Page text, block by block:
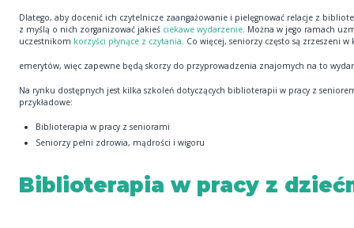
Dlatego, aby docenić ich czytelnicze zaangażowanie i pielęgnować relacje z
z myślą o nich zorganizować jakieś ciekawe wydarzenie. Można w jego ramach
uczestnikom korzyści płynące z czytania. Co więcej, seniorzy często są zrzeszeni w
emerytów, więc zapewne będą skorzy do przyprowadzenia znajomych na to
Na rynku dostępnych jest kilka szkoleń dotyczących biblioterapii w pracy z
przykładowe:
Biblioterapia w pracy z seniorami
Seniorzy pełni zdrowia, mądrości i wigoru
Biblioterapia w pracy z